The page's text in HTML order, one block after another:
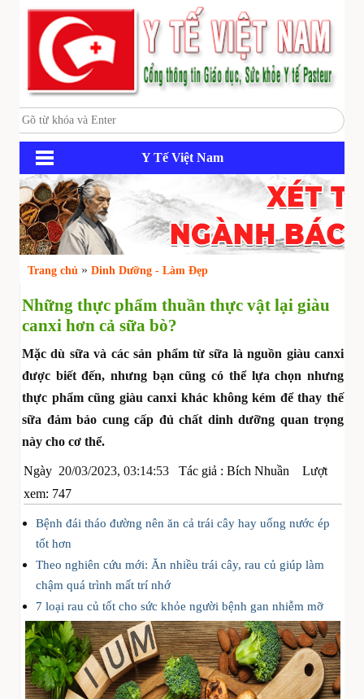
Y Tế Việt Nam
Trang chủ » Dinh Dưỡng - Làm Đẹp
Những thực phẩm thuần thực vật lại giàu
canxi hơn cả sữa bò?
Mặc dù sữa và các sản phẩm từ sữa là nguồn giàu canxi
được biết đến, nhưng bạn cũng có thể lựa chọn nhưng
thực phẩm cũng giàu canxi khác không kém để thay thế
sữa đảm bảo cung cấp đủ chất dinh dưỡng quan trọng
này cho cơ thể.
Ngày 20/03/2023, 03:14:53 Tác giả : Bích Nhuần Lượt
xem: 747
Bệnh đái tháo đường nên ăn cả trái cây hay uống nước ép
tốt hơn
Theo nghiên cứu mới: Ăn nhiều trái cây, rau củ giúp làm
chậm quá trình mất trí nhớ
7 loại rau củ tốt cho sức khỏe người bệnh gan nhiễm mỡ